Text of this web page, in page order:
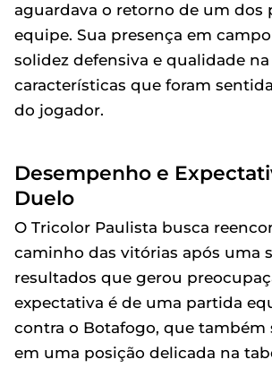
aguardava o retorno de um dos
equipe. Sua presença em
solidez defensiva e qualidade
características que foram
do jogador.
Desempenho e
Duelo
O Tricolor Paulista busca
caminho das vitórias após uma
resultados que gerou
expectativa é de uma partida
contra o Botafogo, que também
em uma posição delicada na